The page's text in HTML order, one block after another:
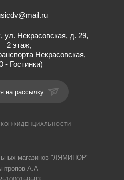
ул. Некрасовская, д. 29,
2 этаж,
Некрасовская,
- Гостинки)
на рассылку
магазинов "ЛЯМИНОР"
А.А